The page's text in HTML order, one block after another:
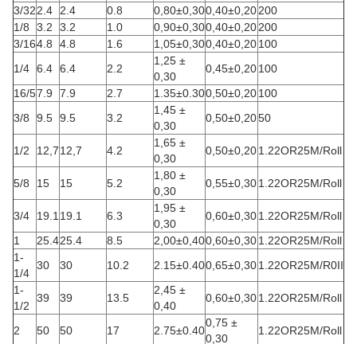
3/322.4 2.4 0.8 0,80±0,300,40±0,20200
1/8
3.2 3.2 1.0 0,90±0,300,40±0,20200
3/164.8 4.8 1.6 1,05±0,300,40±0,20100
1/4 6.4 6.4 2.2
1,25 ±
0,30
0,45±0,20100
16/57.9 7.9 2.7 1.35±0.300,50±0,20100
3/8
9.5 9.5 3.2
1,45 ±
0,30
0,50±0,2050
1/2 12,712,7 4.2
1,65 ±
0,30
0,50±0,201.22OR25M/Roll
5/8 15 15 5.2
1,80 ±
0,30
0,55±0,301.22OR25M/Roll
3/4 19.1 19.1 6.3
1,95 ±
0,30
0,60±0,301.22OR25M/Roll
1
25.425.4 8.5 2,00±0,400,60±0,301.22OR25M/Roll
1-
1/4
30 30 10.2 2.15±0.400,65±0,301.22OR25M/R0II
1-
1/2
39 39 13.5
2,45 ±
0,40
0,60±0,301.22OR25M/Roll
2 50 50 17 2.75±0.40
0,75 ±
0,30
1.22OR25M/Roll